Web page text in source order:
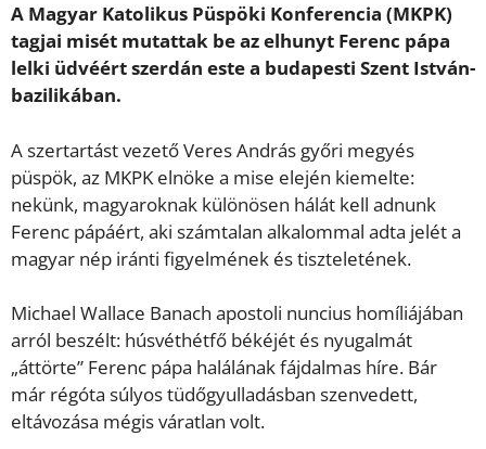
A Magyar Katolikus Püspöki Konferencia (MKPK)
tagjai misét mutattak be az elhunyt Ferenc pápa
lelki üdvéért szerdán este a budapesti Szent István-
bazilikában.
A szertartást vezető Veres András győri megyés
püspök, az MKPK elnöke a mise elején kiemelte:
nekünk, magyaroknak különösen hálát kell adnunk
Ferenc pápáért, aki számtalan alkalommal adta jelét a
magyar nép iránti figyelmének és tiszteletének.
Michael Wallace Banach apostoli nuncius homíliájában
arról beszélt: húsvéthétfő békéjét és nyugalmát
„áttörte” Ferenc pápa halálának fájdalmas híre. Bár
már régóta súlyos tüdőgyulladásban szenvedett,
eltávozása mégis váratlan volt.